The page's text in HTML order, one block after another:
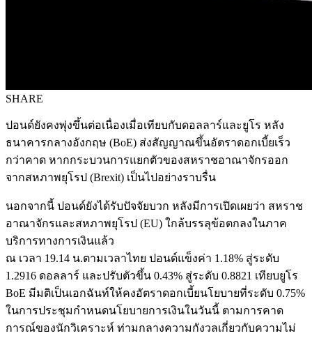
SHARE
ปอนด์ยังคงพุ่งขึ้นต่อเนื่องเมื่อเทียบกับดอลลาร์และยูโร หลัง
ธนาคารกลางอังกฤษ (BoE) ส่งสัญญาณขึ้นอัตราดอกเบี้ยเร็ว
กว่าคาด หากกระบวนการแยกตัวของสหราชอาณาจักรออก
จากสหภาพยุโรป (Brexit) เป็นไปอย่างราบรื่น
นอกจากนี้ ปอนด์ยังได้รับปัจจัยบวก หลังมีการเปิดเผยว่า สหราช
อาณาจักรและสหภาพยุโรป (EU) ใกล้บรรลุข้อตกลงในภาค
บริการทางการเงินแล้ว
ณ เวลา 19.14 น.ตามเวลาไทย ปอนด์แข็งค่า 1.18% สู่ระดับ
1.2916 ดอลลาร์ และปรับตัวขึ้น 0.43% สู่ระดับ 0.8821 เทียบยูโร
BoE มีมติเป็นเอกฉันท์ให้คงอัตราดอกเบี้ยนโยบายที่ระดับ 0.75%
ในการประชุมกำหนดนโยบายการเงินในวันนี้ ตามการคาด
การณ์ของนักวิเคราะห์ ท่ามกลางความกังวลเกี่ยวกับความไม่